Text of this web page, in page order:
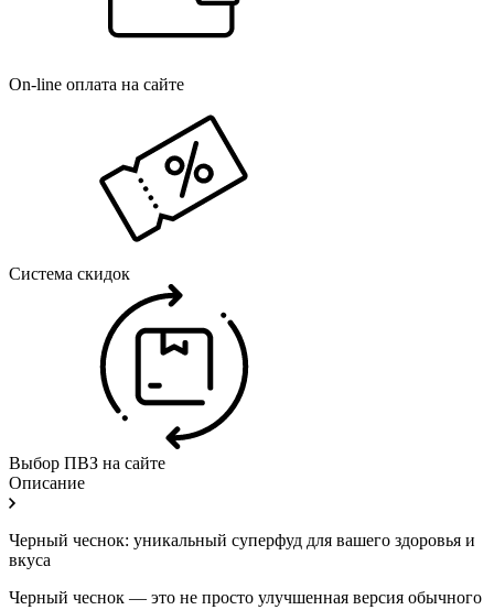
On-line оплата на сайте
Система скидок
Выбор ПВЗ на сайте
Описание
Черный чеснок: уникальный суперфуд для вашего здоровья и
вкуса
Черный чеснок — это не просто улучшенная версия обычного